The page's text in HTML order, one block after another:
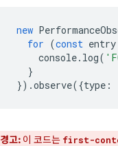
new
for (const entry
console. log(
}
}).observe({type :
경고: 이 코드는 first-